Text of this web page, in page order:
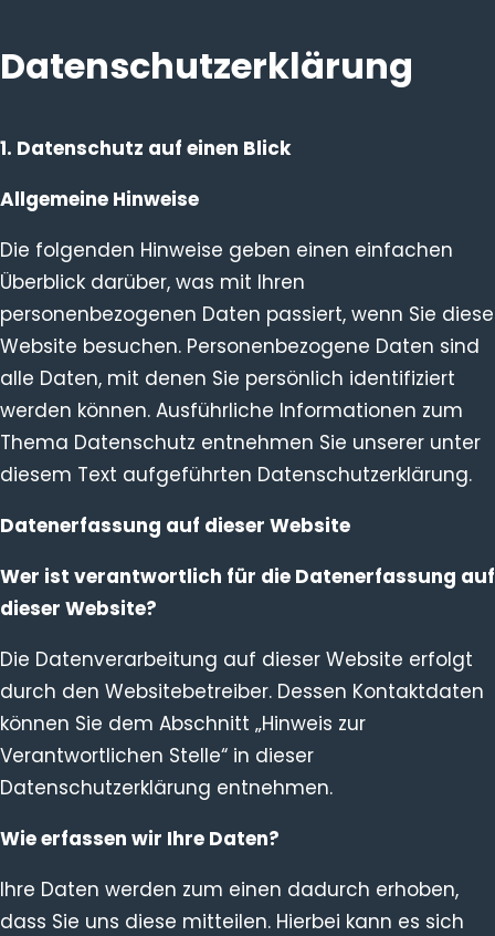
content
Datenschutz­erklärung
1. Datenschutz auf einen Blick
Allgemeine Hinweise
Die folgenden Hinweise geben einen einfachen
Überblick darüber, was mit Ihren
personenbezogenen Daten passiert, wenn Sie diese
Website besuchen. Personenbezogene Daten sind
alle Daten, mit denen Sie persönlich identifiziert
werden können. Ausführliche Informationen zum
Thema Datenschutz entnehmen Sie unserer unter
diesem Text aufgeführten Datenschutzerklärung.
Datenerfassung auf dieser Website
Wer ist verantwortlich für die Datenerfassung auf
dieser Website?
Die Datenverarbeitung auf dieser Website erfolgt
durch den Websitebetreiber. Dessen Kontaktdaten
können Sie dem Abschnitt „Hinweis zur
Verantwortlichen Stelle“ in dieser
Datenschutzerklärung entnehmen.
Wie erfassen wir Ihre Daten?
Ihre Daten werden zum einen dadurch erhoben,
dass Sie uns diese mitteilen. Hierbei kann es sich